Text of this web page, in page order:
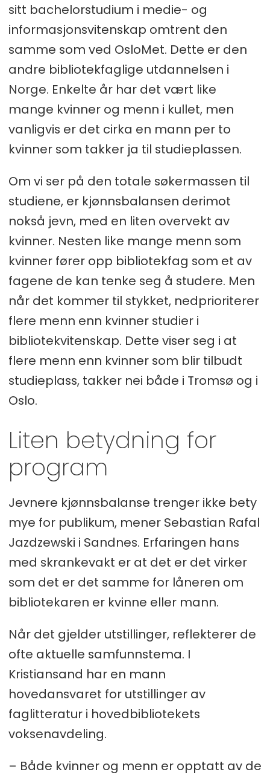
sitt bachelorstudium i medie- og
informasjonsvitenskap omtrent den
samme som ved OsloMet. Dette er den
andre bibliotekfaglige utdannelsen i
Norge. Enkelte år har det vært like
mange kvinner og menn i kullet, men
vanligvis er det cirka en mann per to
kvinner som takker ja til studieplassen.
Om vi ser på den totale søkermassen til
studiene, er kjønnsbalansen derimot
nokså jevn, med en liten overvekt av
kvinner. Nesten like mange menn som
kvinner fører opp bibliotekfag som et av
fagene de kan tenke seg å studere. Men
når det kommer til stykket, nedprioriterer
flere menn enn kvinner studier i
bibliotekvitenskap. Dette viser seg i at
flere menn enn kvinner som blir tilbudt
studieplass, takker nei både i Tromsø og i
Oslo.
Liten betydning for
program
Jevnere kjønnsbalanse trenger ikke bety
mye for publikum, mener Sebastian Rafal
Jazdzewski i Sandnes. Erfaringen hans
med skrankevakt er at det er det virker
som det er det samme for låneren om
bibliotekaren er kvinne eller mann.
Når det gjelder utstillinger, reflekterer de
ofte aktuelle samfunnstema. I
Kristiansand har en mann
hovedansvaret for utstillinger av
faglitteratur i hovedbibliotekets
voksenavdeling.
– Både kvinner og menn er opptatt av de